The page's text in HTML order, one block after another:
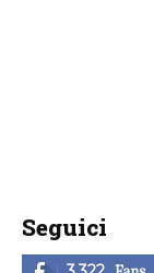
Seguici